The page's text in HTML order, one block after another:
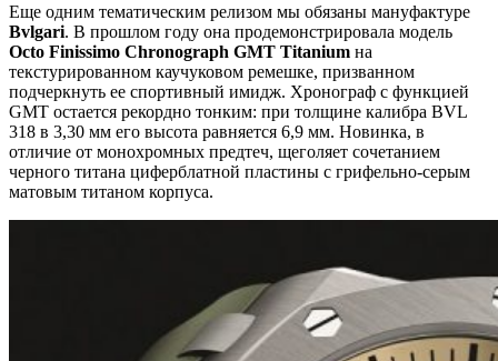
Еще одним тематическим релизом мы обязаны мануфактуре
Bvlgari. В прошлом году она продемонстрировала модель
Octo Finissimo Chronograph GMT Titanium на
текстурированном каучуковом ремешке, призванном
подчеркнуть ее спортивный имидж. Хронограф с функцией
GMT остается рекордно тонким: при толщине калибра BVL
318 в 3,30 мм его высота равняется 6,9 мм. Новинка, в
отличие от монохромных предтеч, щеголяет сочетанием
черного титана циферблатной пластины с грифельно-серым
матовым титаном корпуса.